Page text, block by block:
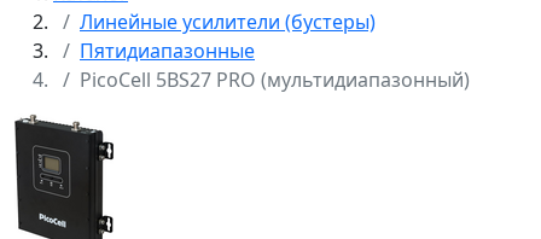
Линейные усилители (бустеры)
Пятидиапазонные
PicoCell 5BS27 PRO (мультидиапазонный)